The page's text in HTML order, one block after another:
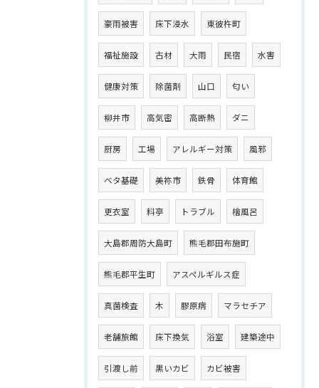
豪雨被害 床下浸水 東彼杵町
福祉施設 古材 大雨 民宿 水害
健康対策 除菌剤 山口 匂い
柳井市 高気密 高断熱 ダニ
厨房 工場 アレルギー対策 風邪
ベタ基礎 美祢市 鉄骨 体育館
更衣室 料亭 トラブル 檜風呂
大島郡周防大島町 熊毛郡田布施町
熊毛郡平生町 アスペルギルス症
真菌検査 木 膠原病 マラセチア
老舗旅館 床下換気 浴室 建築途中
引渡し前 黒いカビ カビ被害